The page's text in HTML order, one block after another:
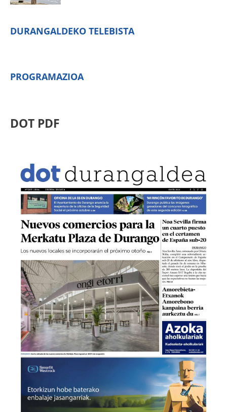
DURANGALDEKO TELEBISTA
PROGRAMAZIOA
DOT PDF